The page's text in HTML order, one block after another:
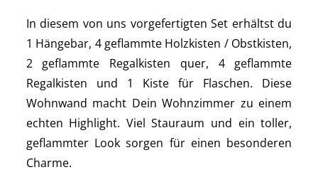
In diesem von uns vorgefertigten Set erhältst du
1 Hängebar, 4 geflammte Holzkisten / Obstkisten,
2 geflammte Regalkisten quer, 4 geflammte
Regalkisten und 1 Kiste für Flaschen. Diese
Wohnwand macht Dein Wohnzimmer zu einem
echten Highlight. Viel Stauraum und ein toller,
geflammter Look sorgen für einen besonderen
Charme.